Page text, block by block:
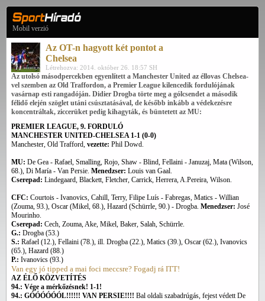
Mobil verzió
Az OT-n hagyott két pontot a
Chelsea
Létrehozva: 2014. október 26. 18:57 SH
Az utolsó másodpercekben egyenlített a Manchester United az éllovas Chelsea-
vel szemben az Old Traffordon, a Premier League kilencedik fordulójának
vasárnap esti rangadóján. Didier Drogba törte meg a gólcsendet a második
félidő elején szöglet utáni csúsztatásával, de később inkább a védekezésre
koncentráltak, ziccerüket pedig kihagyták, és büntetett az MU:
PREMIER LEAGUE, 9. FORDULÓ
MANCHESTER UNITED-CHELSEA 1-1 (0-0)
Manchester, Old Trafford, vezette: Phil Dowd.
MU: De Gea - Rafael, Smalling, Rojo, Shaw - Blind, Fellaini - Januzaj, Mata (Wilson,
68.), Di María - Van Persie. Menedzser: Louis van Gaal.
Cserepad: Lindegaard, Blackett, Fletcher, Carrick, Herrera, A.Pereira, Wilson.
CFC: Courtois - Ivanovics, Cahill, Terry, Filipe Luís - Fabregas, Matics - Willian
(Zouma, 93.), Oscar (Mikel, 68.), Hazard (Schürrle, 90.) - Drogba. Menedzser: José
Mourinho.
Cserepad: Cech, Zouma, Ake, Mikel, Baker, Salah, Schürrle.
G.: Drogba (53.)
S.: Rafael (12.), Fellaini (78.), ill. Drogba (22.), Matics (39.), Oscar (62.), Ivanovics
(65.), Hazard (88.)
P.: Ivanovics (93.)
Van egy jó tipped a mai foci meccsre? Fogadj rá ITT!
AZ ÉLŐ KÖZVETÍTÉS
94.: Vége a mérkőzésnek! 1-1!
94.: GÓÓÓÓÓÓL!!!!!! VAN PERSIE!!!! Bal oldali szabadrúgás, fejest védett De